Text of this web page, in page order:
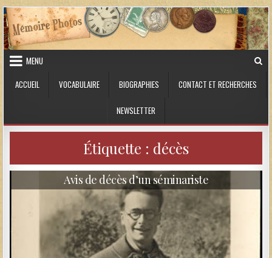
Skip to content
MENU
ACCUEIL
VOCABULAIRE BIOGRAPHIES CONTACT ET RECHERCHES
NEWSLETTER
Étiquette : décès
Avis de décès d’un séminariste